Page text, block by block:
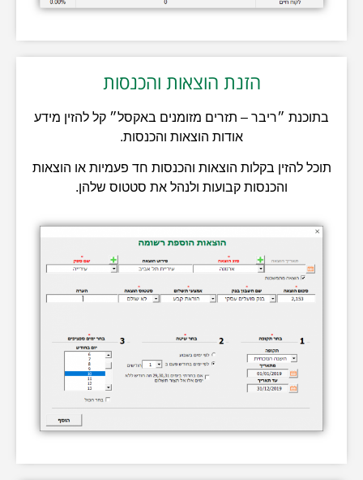
הזנת הוצאות והכנסות
בתוכנת ״ריבר – תזרים מזומנים באקסל״ קל להזין מידע
אודות הוצאות והכנסות.
תוכל להזין בקלות הוצאות והכנסות חד פעמיות או הוצאות
והכנסות קבועות ולנהל את סטטוס שלהן.